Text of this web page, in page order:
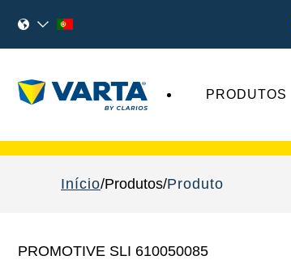
PRODUTOS
Início Produtos Produto
PROMOTIVE SLI 610050085